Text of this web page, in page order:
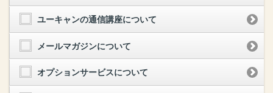
ユーキャンの通信講座について
メールマガジンについて
オプションサービスについて